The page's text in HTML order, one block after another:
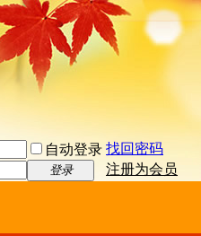
自动登录 找回密码
登录
注册为会员